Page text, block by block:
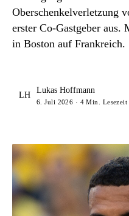
Oberschenkelverletzung
erster Co-Gastgeber
in Boston auf Frankreich.
LH
Lukas Hoffmann
6. Juli 2026 · 4 Min. Lesezeit